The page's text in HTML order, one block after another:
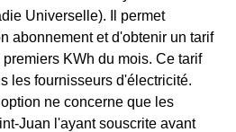
Universelle). Il permet
abonnement et d'obtenir un tarif
KWh du mois. Ce tarif
les fournisseurs d'électricité.
ne concerne que les
Juan l'ayant souscrite avant